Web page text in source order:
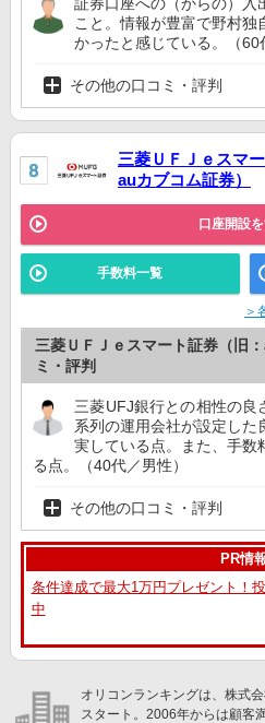
こと。情報が豊富で野村独
かったと感じている。（60
その他の口コミ・評判
三菱ＵＦＪｅスマ
auカブコム証券）
口座開設
手数料一覧
＞
三菱ＵＦＪｅスマート証券（旧
ミ・評判
三菱UFJ銀行との相性の良
系列の運用会社が設定した
実している点。また、手数
る点。（40代／男性）
その他の口コミ・評判
PR情
条件達成で最大1万円プレゼント！
中
オリコンランキングは、株式
スタート。2006年からは顧客